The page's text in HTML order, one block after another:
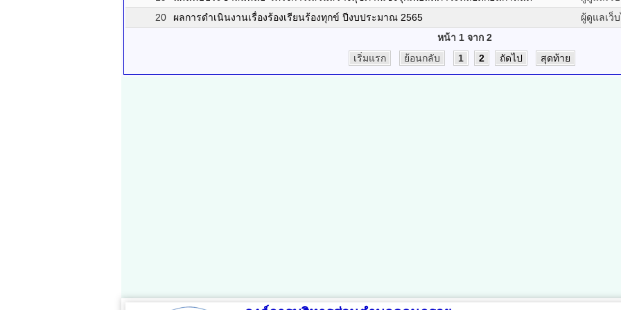
20
ผลการดำเนินงานเรื่องร้องเรียนร้องทุกข์ ปีงบประมาณ 2565 ผู้ดูแลเว็
หน้า 1 จาก 2
เริ่มแรก
ย้อนกลับ 1 2 ถัดไป สุดท้าย